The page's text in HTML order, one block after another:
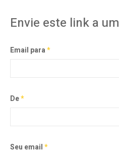
Envie este link a
Email para*
De*
Seu email*